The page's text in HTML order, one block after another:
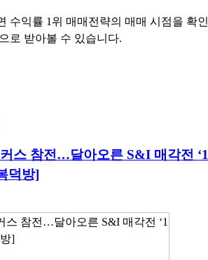
수익률 1위 매매전략의 매매 시점을 확인
로 받아볼 수 있습니다.
스 참전…달아오른 S&I 매각전 ‘1
덕방]